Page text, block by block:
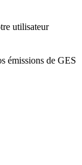
utilisateur
émissions de GES